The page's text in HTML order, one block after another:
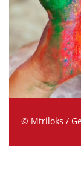
© Mtriloks /